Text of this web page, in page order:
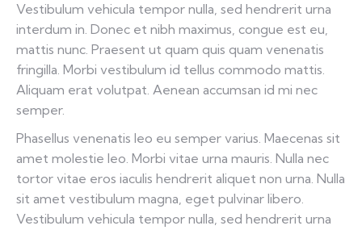
Vestibulum vehicula tempor nulla, sed hendrerit urna
interdum in. Donec et nibh maximus, congue est eu,
mattis nunc. Praesent ut quam quis quam venenatis
fringilla. Morbi vestibulum id tellus commodo mattis.
Aliquam erat volutpat. Aenean accumsan id mi nec
semper.
Phasellus venenatis leo eu semper varius. Maecenas sit
amet molestie leo. Morbi vitae urna mauris. Nulla nec
tortor vitae eros iaculis hendrerit aliquet non urna. Nulla
sit amet vestibulum magna, eget pulvinar libero.
Vestibulum vehicula tempor nulla, sed hendrerit urna